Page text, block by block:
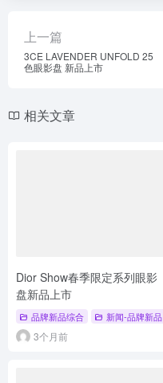
上一篇
3CE LAVENDER UNFOLD 25
色眼影盘 新品上市
相关文章
Dior Show春季限定系列眼影
盘新品上市
品牌新品综合 新闻-品牌新品
3个月前